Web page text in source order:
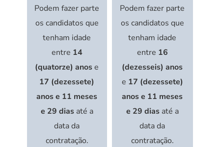
Podem fazer parte
os candidatos que
tenham idade
entre 14
(quatorze) anose
17 (dezessete)
anos e 11 meses
e 29 diasaté a
data da
contratação.
Podem fazer parte
os candidatos que
tenham idade
entre 16
(dezesseis) anos
e 17 (dezessete)
anos e 11 meses
e 29 diasaté a
data da
contratação.